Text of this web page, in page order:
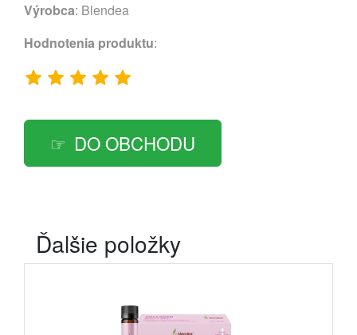
Výrobca: Blendea
Hodnotenia produktu:
DO OBCHODU
Ďalšie položky